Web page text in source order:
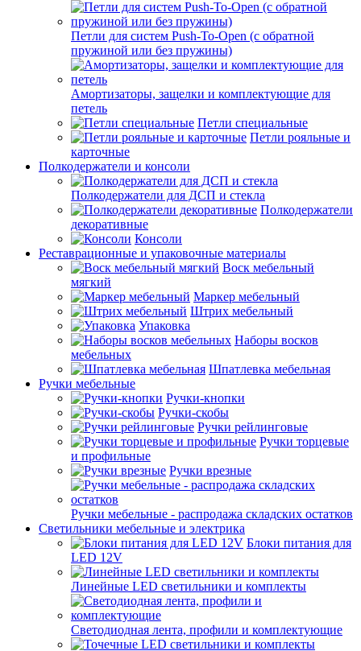
Петли для систем Push-To-Open (с обратной
пружиной или без пружины)
Амортизаторы, защелки и комплектующие для
петель
Петли специальные
Петли рояльные и
карточные
Полкодержатели и консоли
Полкодержатели для ДСП и стекла
Полкодержатели
декоративные
Консоли
Реставрационные и упаковочные материалы
Воск мебельный
мягкий
Маркер мебельный
Штрих мебельный
Упаковка
Наборы восков
мебельных
Шпатлевка мебельная
Ручки мебельные
Ручки-кнопки
Ручки-скобы
Ручки рейлинговые
Ручки торцевые
и профильные
Ручки врезные
Ручки мебельные - распродажа складских остатков
Светильники мебельные и электрика
Блоки питания для
LED 12V
Линейные LED светильники и комплекты
Светодиодная лента, профили и комплектующие